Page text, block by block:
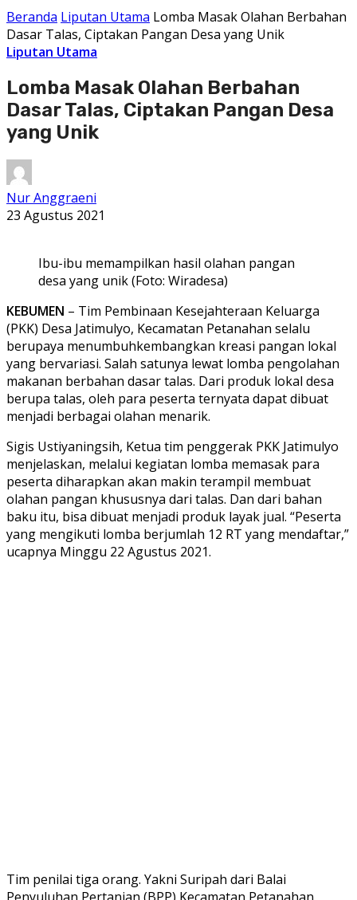
Beranda Liputan Utama Lomba Masak Olahan Berbahan
Dasar Talas, Ciptakan Pangan Desa yang Unik
Liputan Utama
Lomba Masak Olahan Berbahan
Dasar Talas, Ciptakan Pangan Desa
yang Unik
Nur Anggraeni
23 Agustus 2021
Ibu-ibu memampilkan hasil olahan pangan
desa yang unik (Foto: Wiradesa)
KEBUMEN – Tim Pembinaan Kesejahteraan Keluarga
(PKK) Desa Jatimulyo, Kecamatan Petanahan selalu
berupaya menumbuhkembangkan kreasi pangan lokal
yang bervariasi. Salah satunya lewat lomba pengolahan
makanan berbahan dasar talas. Dari produk lokal desa
berupa talas, oleh para peserta ternyata dapat dibuat
menjadi berbagai olahan menarik.
Sigis Ustiyaningsih, Ketua tim penggerak PKK Jatimulyo
menjelaskan, melalui kegiatan lomba memasak para
peserta diharapkan akan makin terampil membuat
olahan pangan khususnya dari talas. Dan dari bahan
baku itu, bisa dibuat menjadi produk layak jual. “Peserta
yang mengikuti lomba berjumlah 12 RT yang mendaftar,”
ucapnya Minggu 22 Agustus 2021.
Tim penilai tiga orang. Yakni Suripah dari Balai